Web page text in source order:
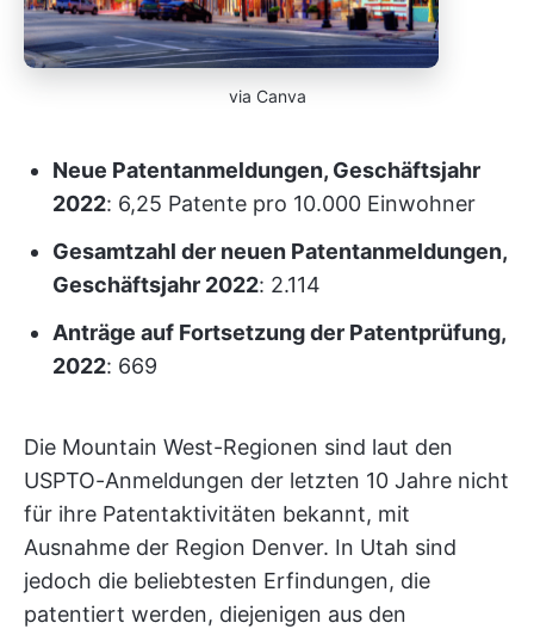
via Canva
Neue Patentanmeldungen, Geschäftsjahr
2022: 6,25 Patente pro 10.000 Einwohner
Gesamtzahl der neuen Patentanmeldungen,
Geschäftsjahr 2022: 2.114
Anträge auf Fortsetzung der Patentprüfung,
2022: 669
Die Mountain West-Regionen sind laut den
USPTO-Anmeldungen der letzten 10 Jahre nicht
für ihre Patentaktivitäten bekannt, mit
Ausnahme der Region Denver. In Utah sind
jedoch die beliebtesten Erfindungen, die
patentiert werden, diejenigen aus den